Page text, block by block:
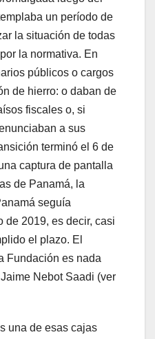
un período de
la situación de todas
la normativa. En
públicos o cargos
de hierro: o daban de
fiscales o, si
a sus
terminó el 6 de
captura de pantalla
de Panamá, la
seguía
de 2019, es decir, casi
el plazo. El
Fundación es nada
Nebot Saadi (ver
una de esas cajas